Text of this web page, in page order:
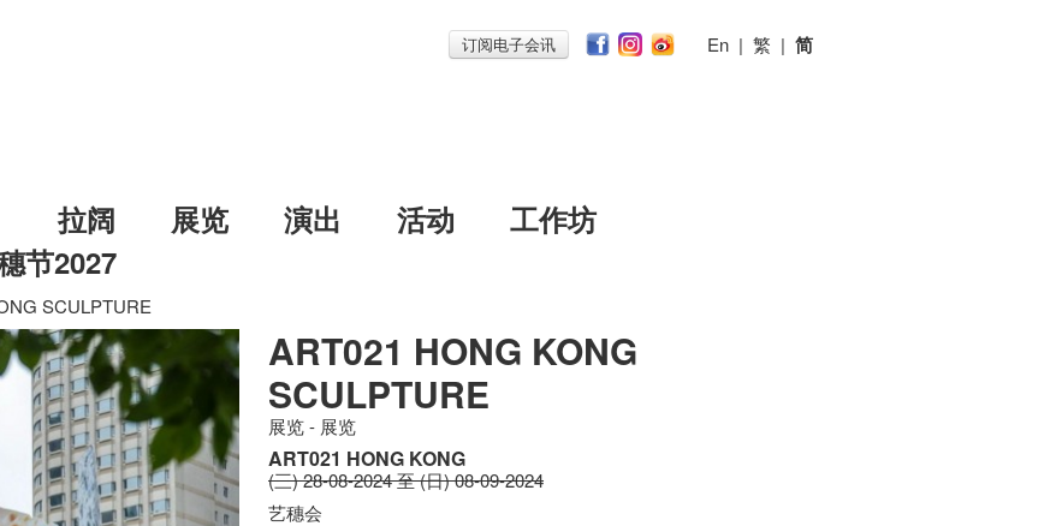
订阅电子会讯 En | 繁 | 简
拉阔 展览 演出 活动
工作坊
节2027
SCULPTURE
ART021 HONG KONG
SCULPTURE
展览 - 展览
ART021 HONG KONG
(三) 28-08-2024 至 (日) 08-09-2024
艺穗会